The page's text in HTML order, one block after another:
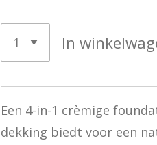
In
Een 4-in-1 crèmige
dekking biedt voor een